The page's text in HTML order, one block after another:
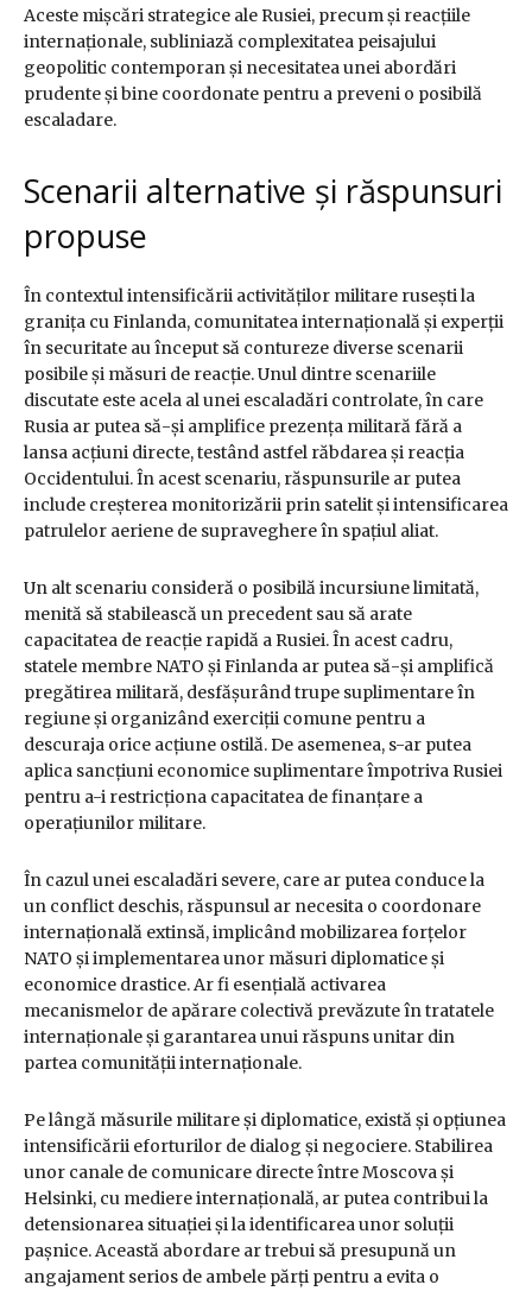
Aceste mișcări strategice ale Rusiei, precum și reacțiile
internaționale, subliniază complexitatea peisajului
geopolitic contemporan și necesitatea unei abordări
prudente și bine coordonate pentru a preveni o posibilă
escaladare.
Scenarii alternative și răspunsuri
propuse
În contextul intensificării activităților militare rusești la
granița cu Finlanda, comunitatea internațională și experții
în securitate au început să contureze diverse scenarii
posibile și măsuri de reacție. Unul dintre scenariile
discutate este acela al unei escaladări controlate, în care
Rusia ar putea să-și amplifice prezența militară fără a
lansa acțiuni directe, testând astfel răbdarea și reacția
Occidentului. În acest scenariu, răspunsurile ar putea
include creșterea monitorizării prin satelit și intensificarea
patrulelor aeriene de supraveghere în spațiul aliat.
Un alt scenariu consideră o posibilă incursiune limitată,
menită să stabilească un precedent sau să arate
capacitatea de reacție rapidă a Rusiei. În acest cadru,
statele membre NATO și Finlanda ar putea să-și amplifică
pregătirea militară, desfășurând trupe suplimentare în
regiune și organizând exerciții comune pentru a
descuraja orice acțiune ostilă. De asemenea, s-ar putea
aplica sancțiuni economice suplimentare împotriva Rusiei
pentru a-i restricționa capacitatea de finanțare a
operațiunilor militare.
În cazul unei escaladări severe, care ar putea conduce la
un conflict deschis, răspunsul ar necesita o coordonare
internațională extinsă, implicând mobilizarea forțelor
NATO și implementarea unor măsuri diplomatice și
economice drastice. Ar fi esențială activarea
mecanismelor de apărare colectivă prevăzute în tratatele
internaționale și garantarea unui răspuns unitar din
partea comunității internaționale.
Pe lângă măsurile militare și diplomatice, există și opțiunea
intensificării eforturilor de dialog și negociere. Stabilirea
unor canale de comunicare directe între Moscova și
Helsinki, cu mediere internațională, ar putea contribui la
detensionarea situației și la identificarea unor soluții
pașnice. Această abordare ar trebui să presupună un
angajament serios de ambele părți pentru a evita o